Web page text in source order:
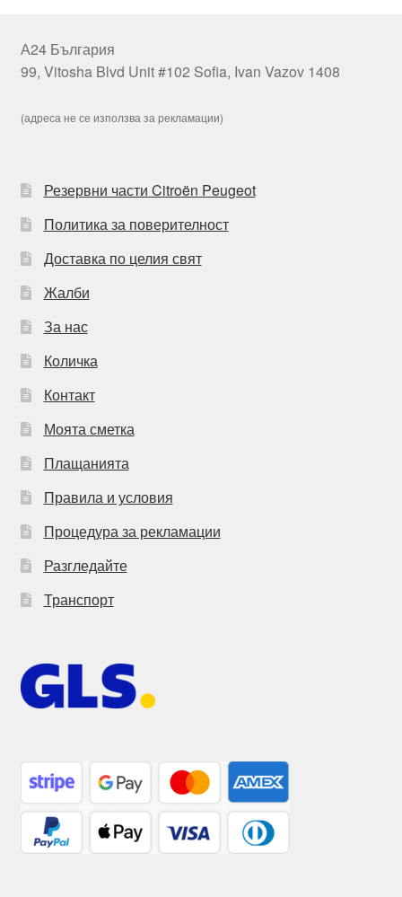
А24 България
99, Vitosha Blvd Unit #102 Sofia, Ivan Vazov 1408
(адреса не се използва за рекламации)
Резервни части Citroën Peugeot
Политика за поверителност
Доставка по целия свят
Жалби
За нас
Количка
Контакт
Моята сметка
Плащанията
Правила и условия
Процедура за рекламации
Разгледайте
Транспорт